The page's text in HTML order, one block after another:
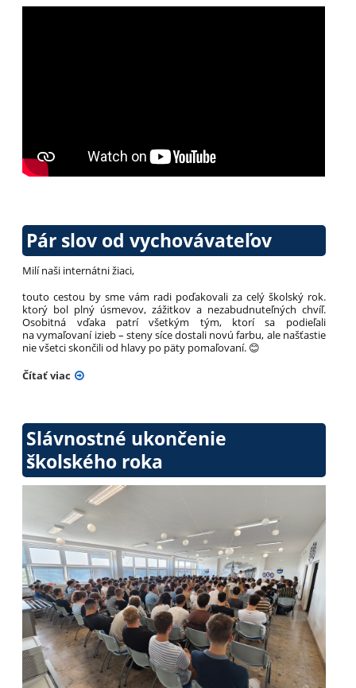
Pár slov od vychovávateľov
Milí naši internátni žiaci,
touto cestou by sme vám radi poďakovali za celý školský rok.
ktorý bol plný úsmevov, zážitkov a nezabudnuteľných chvíľ.
Osobitná vďaka patrí všetkým tým, ktorí sa podieľali
na vymaľovaní izieb – steny síce dostali novú farbu, ale našťastie
nie všetci skončili od hlavy po päty pomaľovaní. 😊
Čítať viac
Slávnostné ukončenie
školského roka